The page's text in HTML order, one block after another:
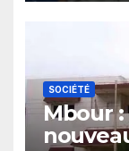
SOCIÉTÉ
Mbour